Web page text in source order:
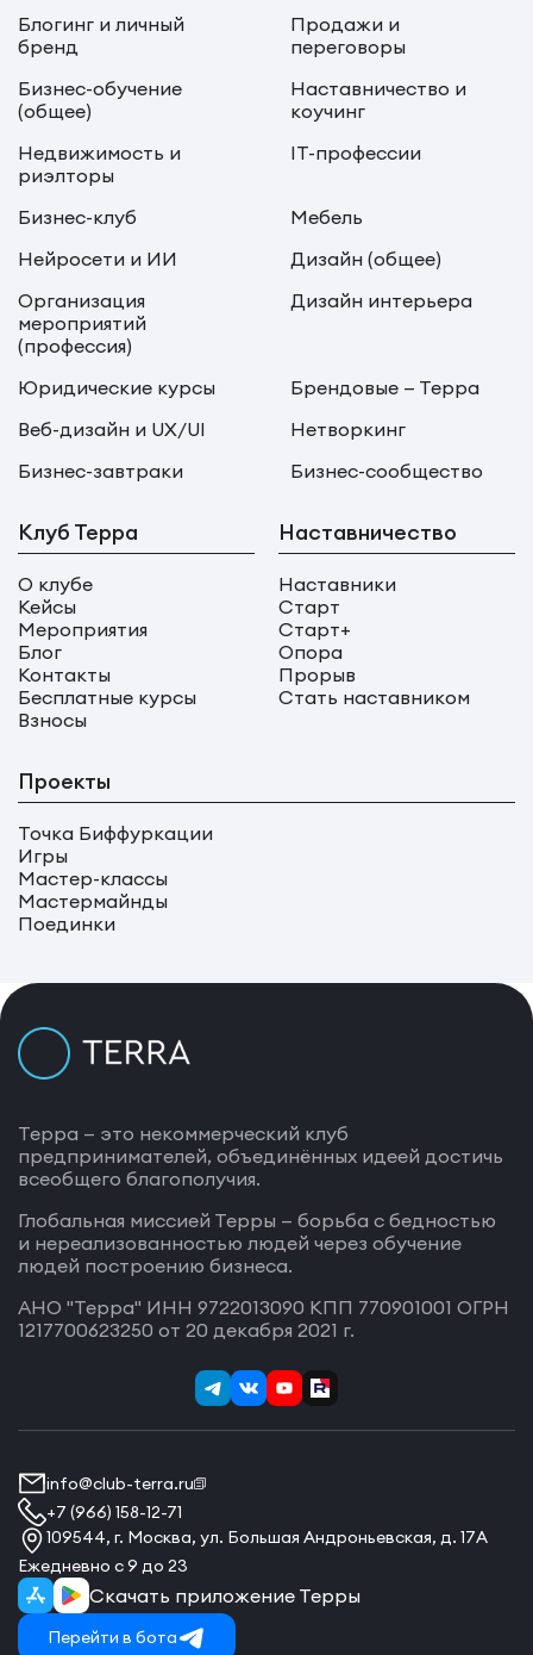
Блогинг и личный
бренд
Продажи и
переговоры
Бизнес-обучение
(общее)
Наставничество и
коучинг
Недвижимость и
риэлторы
IT-профессии
Бизнес-клуб
Мебель
Нейросети и ИИ
Дизайн (общее)
Организация
мероприятий
(профессия)
Дизайн интерьера
Юридические курсы
Брендовые — Терра
Веб-дизайн и UX/UI
Нетворкинг
Бизнес-завтраки
Бизнес-сообщество
Клуб Терра
О клубе
Кейсы
Мероприятия
Блог
Контакты
Бесплатные курсы
Взносы
Наставничество
Наставники
Старт
Старт+
Опора
Прорыв
Стать наставником
Проекты
Точка Биффуркации
Игры
Мастер-классы
Мастермайнды
Поединки
Терра — это некоммерческий клуб
предпринимателей, объединённых идеей достичь
всеобщего благополучия.
Глобальная миссией Терры — борьба с бедностью
и нереализованностью людей через обучение
людей построению бизнеса.
АНО "Терра" ИНН 9722013090 КПП 770901001 ОГРН
1217700623250 от 20 декабря 2021 г.
info@club-terra.ru
+7 (966) 158-12-71
109544, г. Москва, ул. Большая Андроньевская, д. 17А
Ежедневно с 9 до 23
Скачать приложение Терры
Перейти в бота